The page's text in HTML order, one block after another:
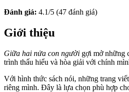
Đánh giá: 4.1/5 (47 đánh giá)
Giới thiệu
Giữa hai nửa con người gợi mở những
trình thấu hiểu và hòa giải với chính
Với hình thức sách nói, những trang
riêng mình. Đây là lựa chọn phù hợp